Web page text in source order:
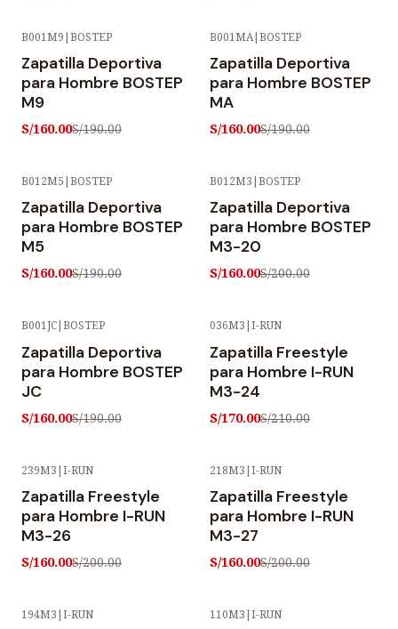
B001M9 BOSTEP
Zapatilla Deportiva
para Hombre BOSTEP
M9
S/160.00S/190.00
B001MA BOSTEP
Zapatilla Deportiva
para Hombre BOSTEP
MA
S/160.00S/190.00
B012M5 BOSTEP
Zapatilla Deportiva
para Hombre BOSTEP
M5
S/160.00S/190.00
B012M3 BOSTEP
Zapatilla Deportiva
para Hombre BOSTEP
M3-20
S/160.00S/200.00
B001JC BOSTEP
Zapatilla Deportiva
para Hombre BOSTEP
JC
S/160.00S/190.00
036M3 I-RUN
Zapatilla Freestyle
para Hombre I-RUN
M3-24
S/170.00S/210.00
239M3 I-RUN
Zapatilla Freestyle
para Hombre I-RUN
M3-26
S/160.00S/200.00
218M3 I-RUN
Zapatilla Freestyle
para Hombre I-RUN
M3-27
S/160.00S/200.00
194M3 I-RUN 110M3 I-RUN